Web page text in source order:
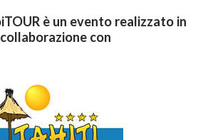
è un evento realizzato in
collaborazione con